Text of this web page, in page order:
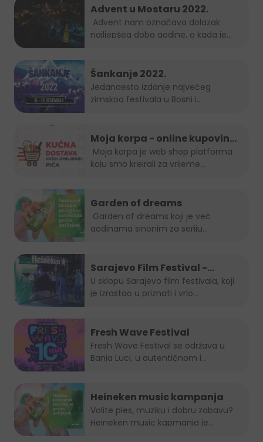
Advent u Mostaru 2022.
najljepšeg doba godine, a kada je
Šankanje 2022.
Jedanaesto izdanje najvećeg
zimskog festivala u Bosni i
Moja korpa - online kupovina
je uvijek in!
koju smo kreirali za vrijeme...
Garden of dreams
godinama sinonim za seriju
Sarajevo Film Festival -
Summer Lounge
U sklopu Sarajevo film festivala, koji
je izrastao u priznati i vrlo...
Fresh Wave Festival
Fresh Wave Festival se održava u
Banja Luci, u autentičnom i...
Heineken music kampanja
Volite ples, muziku i dobru zabavu?
Heineken music kapmanja je...